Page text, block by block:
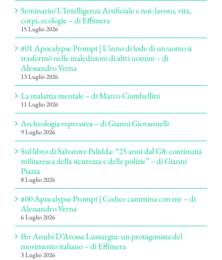
Seminario/L’Intelligenza Artificiale e noi: lavoro, vita,
corpi, ecologie – di Effimera
15 Luglio 2026
#01 Apocalypse Prompt | L’inno di lode di un uomo si
trasformò nelle maledizioni di altri uomini – di
Alessandro Verna
13 Luglio 2026
La malattia mentale – di Marco Ciambellini
11 Luglio 2026
Archeologia repressiva – di Gianni Giovannelli
9 Luglio 2026
Sul libro di Salvatore Palidda: “25 anni dal G8: continuità
militaresca della sicurezza e delle polizie” – di Gianni
Piazza
8 Luglio 2026
#00 Apocalypse Prompt | Codice cammina con me – di
Alessandro Verna
6 Luglio 2026
Per Anubi D’Avossa Lussurgiu: un protagonista del
movimento italiano – di Effimera
3 Luglio 2026